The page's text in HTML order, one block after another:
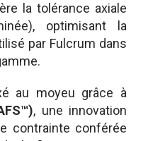
la tolérance axiale
optimisant la
par Fulcrum dans
au moyeu grâce à
, une innovation
contrainte conférée